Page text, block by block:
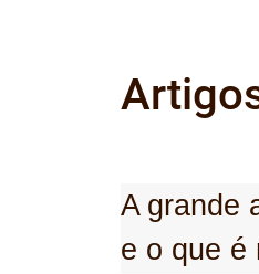
A grande
e o que é